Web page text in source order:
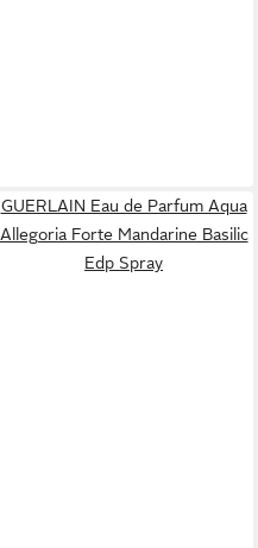
GUERLAIN Eau de Parfum Aqua
Allegoria Forte Mandarine Basilic
Edp Spray